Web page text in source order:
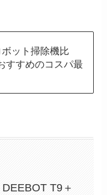
ット掃除機比
すすめのコスパ最
T9＋